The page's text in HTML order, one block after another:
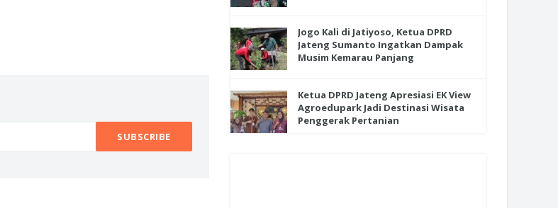
Jogo Kali di Jatiyoso, Ketua DPRD
Jateng Sumanto Ingatkan Dampak
Musim Kemarau Panjang
Ketua DPRD Jateng Apresiasi EK View
Agroedupark Jadi Destinasi Wisata
Penggerak Pertanian